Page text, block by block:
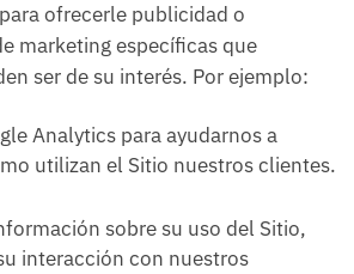
ofrecerle publicidad o
marketing específicas que
ser de su interés. Por ejemplo:
Analytics para ayudarnos a
utilizan el Sitio nuestros clientes.
sobre su uso del Sitio,
interacción con nuestros